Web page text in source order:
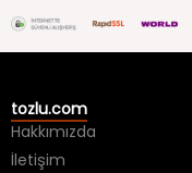
tozlu.com
Hakkımızda
İletişim